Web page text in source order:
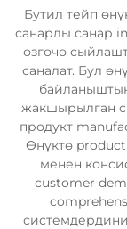
Бутил тейп
санарлы санар
өзгөчө
саналат. Бул
жакшырылган
продукт
Өнүктө
менен
customer